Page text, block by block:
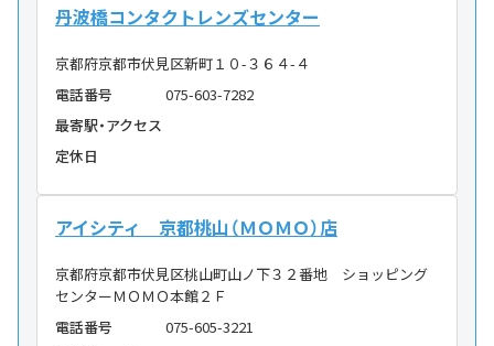
丹波橋コンタクトレンズセンター
京都府京都市伏見区新町１０-３６４-４
電話番号
075-603-7282
最寄駅・アクセス
定休日
アイシティ 京都桃山（ＭＯＭＯ）店
京都府京都市伏見区桃山町山ノ下３２番地 ショッピング
センターＭＯＭＯ本館２Ｆ
電話番号
075-605-3221